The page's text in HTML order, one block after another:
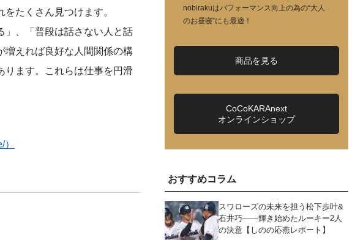
たくさん見つけます。
」、「普段は話さない人と話
増えれば良好な人間関係の構
ります。これらは仕事を円滑
nobirakuはパフォーマンス向上の為の“大人
のお昼寝”にも最適！
商品を見る
CoCoKARAnext
オンラインショップ
おすすめコラム
スワローズの未来を担う松下歩叶&
石井巧――輝き始めたルーキー2人
の決意【しのの応燕レポート】